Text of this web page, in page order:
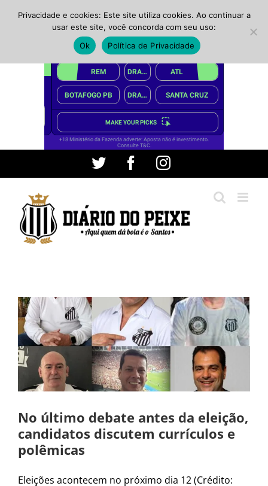
conteúdo
Twitter FacebookInstagram
No último debate antes da eleição,
candidatos discutem currículos e
polêmicas
Eleições acontecem no próximo dia 12 (Crédito:
Privacidade e cookies: Este site utiliza cookies. Ao continuar a
usar este site, você concorda com seu uso:
Ok
Política de Privacidade